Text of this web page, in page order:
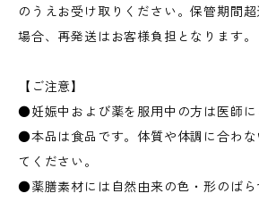
のうえお受け取りください。保管期間
場合、再発送はお客様負担となります。
【ご注意】
●妊娠中および薬を服用中の方は医師に
●本品は食品です。体質や体調に合わ
てください。
●薬膳素材には自然由来の色・形のばら